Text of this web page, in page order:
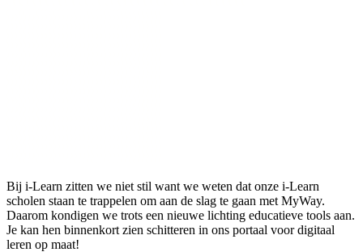
Bij i-Learn zitten we niet stil want we weten dat onze i-Learn
scholen staan te trappelen om aan de slag te gaan met MyWay.
Daarom kondigen we trots een nieuwe lichting educatieve tools aan.
Je kan hen binnenkort zien schitteren in ons portaal voor digitaal
leren op maat!